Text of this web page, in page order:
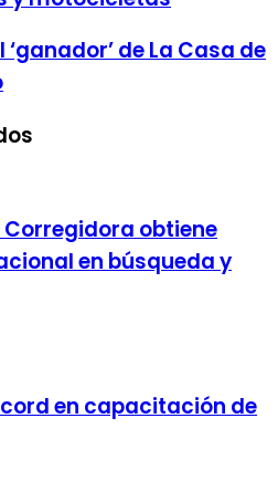
de La Casa de
obtiene
en búsqueda y
en capacitación de